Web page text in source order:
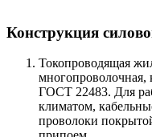
Конструкция
Токопроводящая
многопроволочная,
ГОСТ 22483. Для
климатом,
проволоки